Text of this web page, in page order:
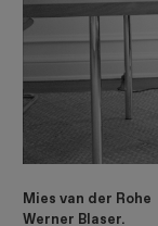
Mies van der
Werner Blaser.